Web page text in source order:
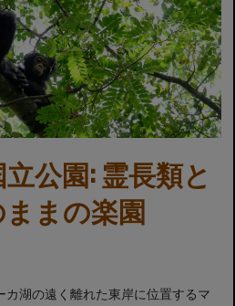
公園: 霊長類と
まの楽園
カ湖の遠く離れた東岸に位置するマ